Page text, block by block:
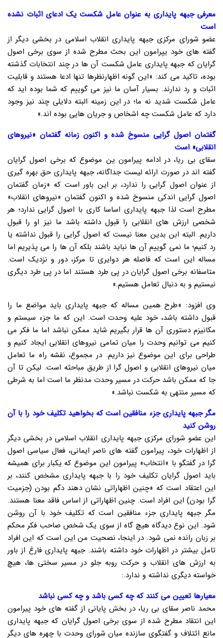
معرفی جبهه پایداری به عنوان عامل شکست یک ادعای اثبات نشده
است
عضو شورای مرکزی جبهه پایداری انقلاب اسلامی در بخشی دیگر از
گفته های خود یپرامون این بحث مطرح شده از سوی برخی اصول
گرایان که جبهه پایداری عامل شکست آن ها در چند انتخابات گذشته
بوده، تاکید می کند: «این گونه اظهارنظرها تنها ادعا هستند و قابلیت
اثبات و رد ندارند. بسیار آسان ما نیز می گوییم که شما بوده اید که
عامل شکست شدید نه ما؛ در این زمینه البته دلایلی چند نیز وجود
دارد که عامل شکست چه اشخاص و جریان هایی بوده اند.»
گفتمان اصول گرایی منسوخ شده و اکنون زمانه گفتمان «نیروهای
انقلابی» است
سقای بی ریا، در ادامه پیرامون ین موضوع که برخی اصول گرایان
گفته اند در صورت ارائه لیست جداگانه، جبهه پایداری حق بهره گیری
از عنوان اصول گرایی را ندارد، بر این باور است که «زمان گفتمان
اصول گرایی اندکی منسوخ شده و اکنون گفتمان «نیروهای انقلاب»
مطرح است لذا جبهه پایداری اساسا کاری با اصول گرایی ندارد؛ هر
شخصی ارزش های انقلابی را قبول داشته باشد ما نیز او را قبول
داریم. البته ابن بدین معنا نیست که اصول گرایی را قبول نداشته یا
رد کنیم؛ ما نمی گوییم آن ها نباید باشند بلکه آن ها را می پذیریم اما
مساله این است که فاصله هر دوایری تا مرکز، دور و نزدیک است.
متاسفانه برخی اصول گرایان در پی طرد هستند اما در پی طرد دیگری
نیستیم و به دنبال تعامل هستیم.»
وی افزود: «طرح همین مساله که جبهه پایداری باید مواضع ما را
قبول داشته باشد، خود علیه وحدت است. این که ما جزء سیستم و
مکانیزم دستوری آن ها قرار بگیریم شاید ممکن نباشد اما ما فکر می
کنیم می توانیم وحدت را میان تمامی نیروهای انقلابی ایجاد کنیم و
طراحی برای این موضوع نیز داریم. در مجموع، نقشه راه ما تعامل
میان نیروهای انقلابی و اصول گرا از طریق مباحثه است. لیکن تا آن
جا که ممکن باشد حرکت در مسیر وحدت مدنظر ما است اما به شرطی
که مسیر منتهی به شکست نباشد.»
مگر جبهه پایداری جزء منافقین است که بخواهید تکلیف خود را با آن
روشن کنید
این عضو شورای مرکزی جبهه پایداری انقلاب اسلامی در بخشی دیگر
از اظهارات خود، پیرامون گفته های ناصر ایمانی، فعال سیاسی اصول
گرا در گفتگو با «انتخاب» پیرامون این موضوع که یکبار برای همیشه
باید اصول گرایان تکلیف خود را با جبهه پایداری مشخص کنند، بر
این اعتقاد است که «چنین اظهاراتی نشان دهند دگم بودن (جزمیت
گرا بودن) این افراد است. چنین اظهاراتی از اساس فاقد معنا هستند.
مگر جبهه پایداری جزء منافقین است که تکلیف خود با آن روشن
شود. این نوع دیدگاه هیچ گاه از سوی یک شخص صاحب فکر محکم
بر زبان رانده نمی شود. در اینجا، نصحیت من این است که این افراد
تامل بیشتر در اظهارات خود داشته باشند. جبهه پایداری فارغ از باور
به ارزش های انقلاب و حرکت روبه جلو در مسیر سختی ها، هیچ
خواسته دیگری نداشته و ندارد.:
معیارها تعیین می کنند که چه کسی باشد و چه کسی نباشد
محمد ناصر سقای بی ریا، در بخش پایانی از گفته های خود پیرامون
این انتقاد مطرح شده از سوی برخی اصول گرایان که جبهه پایداری
مانع ائتلاف و گفتگوی سازنده میان شورای وحدت با چهره های دیگر